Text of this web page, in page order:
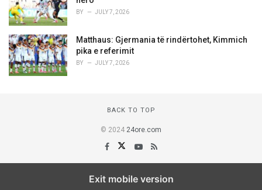
BY JULY 7, 2026
Matthaus: Gjermania të rindërtohet, Kimmich
pika e referimit
BY JULY 7, 2026
BACK TO TOP
© 2024 24ore.com
Exit mobile version